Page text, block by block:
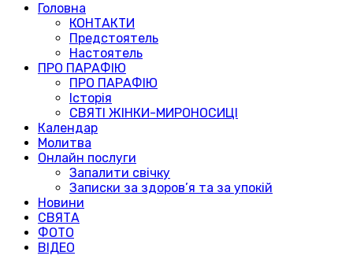
Головна
КОНТАКТИ
Предстоятель
Настоятель
ПРО ПАРАФІЮ
ПРО ПАРАФІЮ
Історія
СВЯТІ ЖІНКИ-МИРОНОСИЦІ
Календар
Молитва
Онлайн послуги
Запалити свічку
Записки за здоров’я та за упокій
Новини
СВЯТА
ФОТО
ВІДЕО